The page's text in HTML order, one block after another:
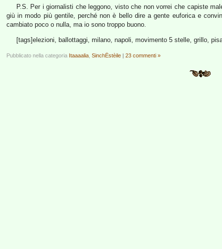
P.S. Per i giornalisti che leggono, visto che non vorrei che capiste
giù in modo più gentile, perché non è bello dire a gente euforica e
cambiato poco o nulla, ma io sono troppo buono.
[tags]elezioni, ballottaggi, milano, napoli, movimento 5 stelle, grillo,
Pubblicato nella categoria Itaaaalia SinchËstèile | 23 commenti »